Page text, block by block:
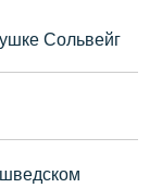
Сольвейг